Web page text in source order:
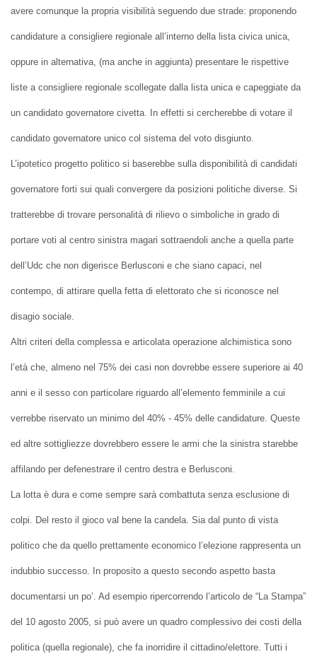
avere comunque la propria visibilità seguendo due strade: proponendo
candidature a consigliere regionale all’interno della lista civica unica,
oppure in alternativa, (ma anche in aggiunta) presentare le rispettive
liste a consigliere regionale scollegate dalla lista unica e capeggiate da
un candidato governatore civetta. In effetti si cercherebbe di votare il
candidato governatore unico col sistema del voto disgiunto.
L’ipotetico progetto politico si baserebbe sulla disponibilità di candidati
governatore forti sui quali convergere da posizioni politiche diverse. Si
tratterebbe di trovare personalità di rilievo o simboliche in grado di
portare voti al centro sinistra magari sottraendoli anche a quella parte
dell’Udc che non digerisce Berlusconi e che siano capaci, nel
contempo, di attirare quella fetta di elettorato che si riconosce nel
disagio sociale.
Altri criteri della complessa e articolata operazione alchimistica sono
l’età che, almeno nel 75% dei casi non dovrebbe essere superiore ai 40
anni e il sesso con particolare riguardo all’elemento femminile a cui
verrebbe riservato un minimo del 40% - 45% delle candidature. Queste
ed altre sottigliezze dovrebbero essere le armi che la sinistra starebbe
affilando per defenestrare il centro destra e Berlusconi.
La lotta è dura e come sempre sarà combattuta senza esclusione di
colpi. Del resto il gioco val bene la candela. Sia dal punto di vista
politico che da quello prettamente economico l’elezione rappresenta un
indubbio successo. In proposito a questo secondo aspetto basta
documentarsi un po’. Ad esempio ripercorrendo l’articolo de “La Stampa”
del 10 agosto 2005, si può avere un quadro complessivo dei costi della
politica (quella regionale), che fa inorridire il cittadino/elettore. Tutti i